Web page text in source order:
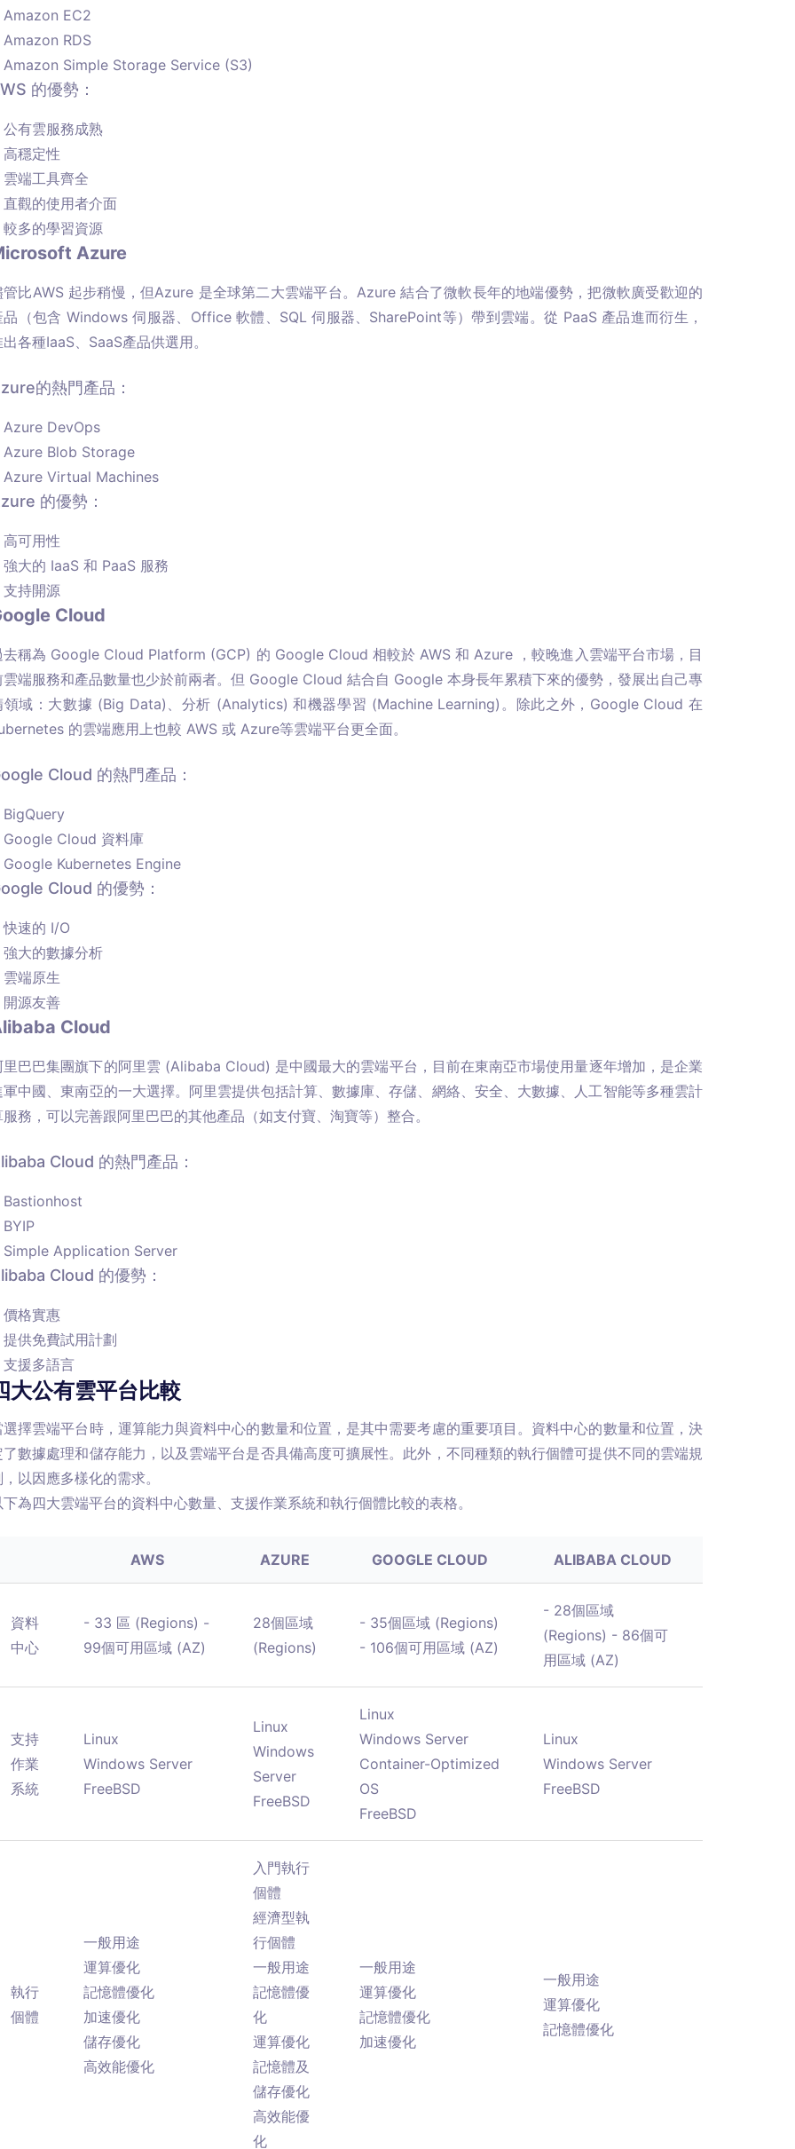
Amazon EC2
Amazon RDS
Amazon Simple Storage Service (S3)
的優勢：
公有雲服務成熟
高穩定性
雲端工具齊全
直觀的使用者介面
較多的學習資源
Azure
管比AWS 起步稍慢，但Azure 是全球第二大雲端平台。Azure 結合了微軟長年的地端優勢，把微軟廣受歡迎的
品（包含 Windows 伺服器、Office 軟體、SQL 伺服器、SharePoint等）帶到雲端。從 PaaS 產品進而衍生，
各種IaaS、SaaS產品供選用。
的熱門產品：
Azure DevOps
Azure Blob Storage
Azure Virtual Machines
的優勢：
高可用性
強大的 IaaS 和 PaaS 服務
支持開源
Cloud
去稱為 Google Cloud Platform (GCP) 的 Google Cloud 相較於 AWS 和 Azure ，較晚進入雲端平台市場，目
雲端服務和產品數量也少於前兩者。但 Google Cloud 結合自 Google 本身長年累積下來的優勢，發展出自己專
領域：大數據 (Big Data)、分析 (Analytics) 和機器學習 (Machine Learning)。除此之外，Google Cloud 在
的雲端應用上也較 AWS 或 Azure等雲端平台更全面。
Cloud 的熱門產品：
BigQuery
Google Cloud 資料庫
Google Kubernetes Engine
Cloud 的優勢：
快速的 I/O
強大的數據分析
雲端原生
開源友善
Cloud
里巴巴集團旗下的阿里雲 (Alibaba Cloud) 是中國最大的雲端平台，目前在東南亞市場使用量逐年增加，是企業
軍中國、東南亞的一大選擇。阿里雲提供包括計算、數據庫、存儲、網絡、安全、大數據、人工智能等多種雲計
服務，可以完善跟阿里巴巴的其他產品（如支付寶、淘寶等）整合。
Cloud 的熱門產品：
Bastionhost
BYIP
Simple Application Server
Cloud 的優勢：
價格實惠
提供免費試用計劃
支援多語言
大公有雲平台比較
選擇雲端平台時，運算能力與資料中心的數量和位置，是其中需要考慮的重要項目。資料中心的數量和位置，決
了數據處理和儲存能力，以及雲端平台是否具備高度可擴展性。此外，不同種類的執行個體可提供不同的雲端規
以因應多樣化的需求。
下為四大雲端平台的資料中心數量、支援作業系統和執行個體比較的表格。
AWS AZURE GOOGLE CLOUD ALIBABA CLOUD
資料
中心
- 33 區 (Regions) -
99個可用區域 (AZ)
28個區域
(Regions)
- 35個區域 (Regions)
- 106個可用區域 (AZ)
- 28個區域
(Regions) - 86個可
用區域 (AZ)
支持
作業
系統
Linux
Windows Server
FreeBSD
Linux
Windows
Server
FreeBSD
Linux
Windows Server
Container-Optimized
OS
FreeBSD
Linux
Windows Server
FreeBSD
執行
個體
一般用途
運算優化
記憶體優化
加速優化
儲存優化
高效能優化
入門執行
個體
經濟型執
行個體
一般用途
記憶體優
化
運算優化
記憶體及
儲存優化
高效能優
化
一般用途
運算優化
記憶體優化
加速優化
一般用途
運算優化
記憶體優化